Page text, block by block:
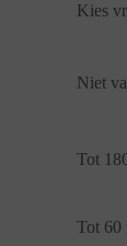
Kies
Niet
Tot
Tot 60